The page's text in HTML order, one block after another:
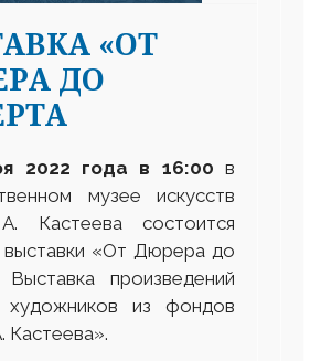
«ОТ
ДО
2022 года в 16:00 в
музее искусств
Кастеева состоится
выставки «От Дюрера до
произведений
художников из фондов